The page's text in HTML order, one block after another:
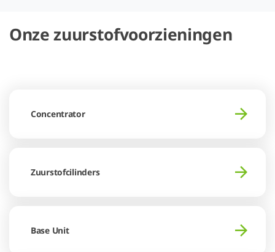
Onze zuurstofvoorzieningen
Concentrator
Zuurstofcilinders
Base Unit